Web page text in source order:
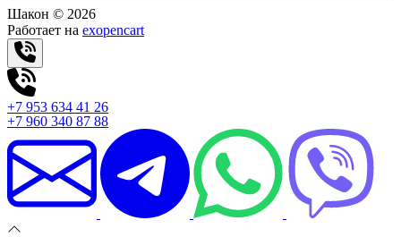
Шакон © 2026
Работает на exopencart
+7 953 634 41 26
+7 960 340 87 88